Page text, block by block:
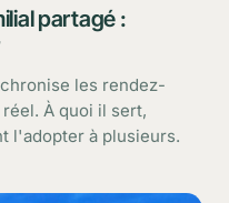
partagé :
les rendez-
À quoi il sert,
l'adopter à plusieurs.